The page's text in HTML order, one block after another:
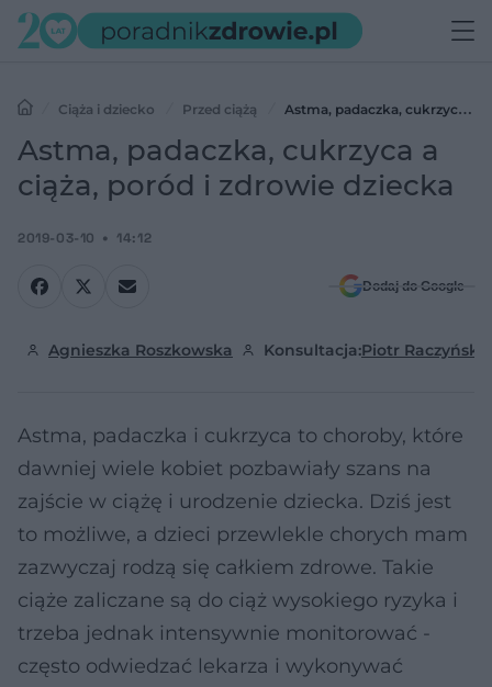
Ciąża i dziecko Przed ciążą
Astma, padaczka, cukrzyca a
ciąża, poród i zdrowie dziecka
Astma, padaczka, cukrzyca a
ciąża, poród i zdrowie dziecka
2019-03-10 14:12
Dodaj do Google
Agnieszka Roszkowska Konsultacja:Piotr Raczyński
Astma, padaczka i cukrzyca to choroby, które
dawniej wiele kobiet pozbawiały szans na
zajście w ciążę i urodzenie dziecka. Dziś jest
to możliwe, a dzieci przewlekle chorych mam
zazwyczaj rodzą się całkiem zdrowe. Takie
ciąże zaliczane są do ciąż wysokiego ryzyka i
trzeba jednak intensywnie monitorować -
często odwiedzać lekarza i wykonywać